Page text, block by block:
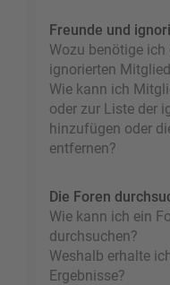
Freunde und
Wozu benötige ich
ignorierten
Wie kann ich
oder zur Liste der
hinzufügen oder
entfernen?
Die Foren
Wie kann ich ein
durchsuchen?
Weshalb erhalte
Ergebnisse?